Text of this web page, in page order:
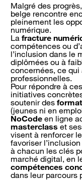
Malgré des
belge rencontre
pleinement les
numérique.
La fracture
compétences ou
l’inclusion dans le
diplômées ou à
concernées, ce
professionnelles.
Pour répondre à
initiatives
soutenir des
(jeunes ni en
NoCodeen ligne
masterclass et
visent à renforcer
favoriser
à chacun les clés
marché digital, en
compétences
dans leur parcours